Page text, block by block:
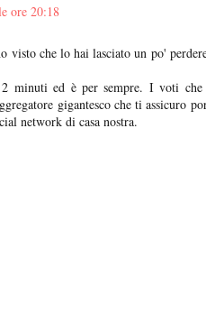
ore 20:18
che lo hai lasciato un po'
2 minuti ed è per sempre. I voti
gigantesco che ti assicuro
network di casa nostra.